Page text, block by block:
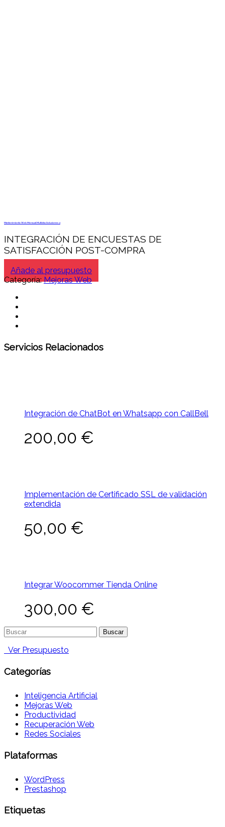
Mantenimiento Web Mensual Multidisc Soluciones 4
INTEGRACIÓN DE ENCUESTAS DE
SATISFACCIÓN POST-COMPRA
Añade al presupuesto
Categoría:Mejoras Web
Servicios Relacionados
Integración de ChatBot en Whatsapp con CallBell
200,00 €
Implementación de Certificado SSL de validación
extendida
50,00 €
Integrar Woocommer Tienda Online
300,00 €
Buscar:
Ver Presupuesto
Categorías
Inteligencia Artificial
Mejoras Web
Productividad
Recuperación Web
Redes Sociales
Plataformas
WordPress
Prestashop
Etiquetas